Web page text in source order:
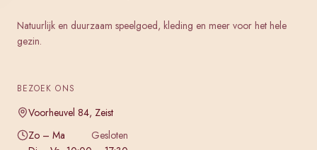
Natuurlijk en duurzaam speelgoed, kleding en meer voor het hele
gezin.
BEZOEK ONS
Voorheuvel 84, Zeist
Zo – Ma
Gesloten